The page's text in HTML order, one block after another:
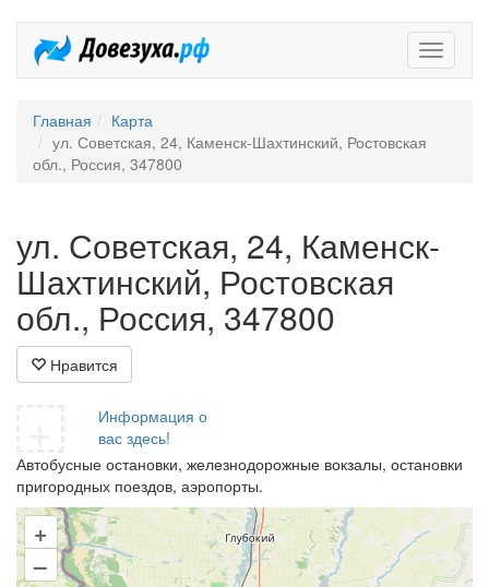
Главная
Карта
ул. Советская, 24, Каменск-Шахтинский, Ростовская
обл., Россия, 347800
ул. Советская, 24, Каменск-
Шахтинский, Ростовская
обл., Россия, 347800
Нравится
Информация о
вас здесь!
Автобусные остановки, железнодорожные вокзалы, остановки
пригородных поездов, аэропорты.
+
–